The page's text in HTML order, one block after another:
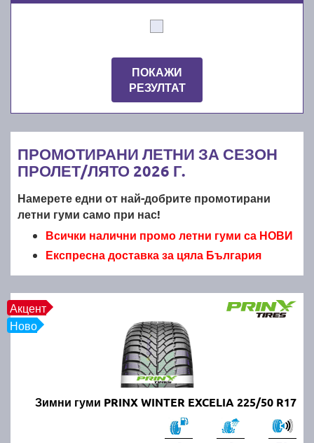
ПОКАЖИ
РЕЗУЛТАТ
ПРОМОТИРАНИ ЛЕТНИ ЗА СЕЗОН
ПРОЛЕТ/ЛЯТО 2026 Г.
Намерете едни от най-добрите промотирани
летни гуми само при нас!
Всички налични промо летни гуми са НОВИ
Експресна доставка за цяла България
Акцент
Ново
Зимни гуми PRINX WINTER EXCELIA 225/50 R17